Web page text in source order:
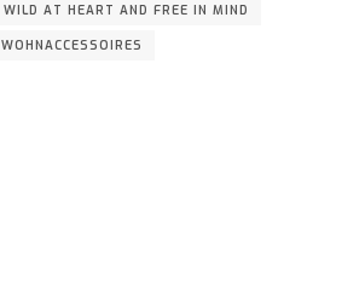
WILD AT HEART AND FREE IN MIND
WOHNACCESSOIRES